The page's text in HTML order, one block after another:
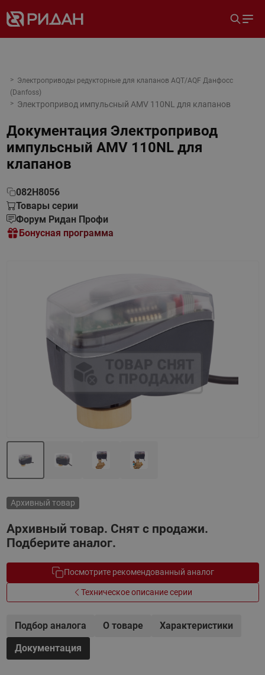
Электроприводы редукторные для клапанов AQT/AQF Данфосс
(Danfoss)
Электропривод импульсный AMV 110NL для клапанов
Документация Электропривод
импульсный AMV 110NL для
клапанов
082H8056
Товары серии
Форум Ридан Профи
Бонусная программа
Архивный товар
Архивный товар. Снят с продажи.
Подберите аналог.
Посмотрите рекомендованный аналог
Техническое описание серии
Назад
Подбор аналога О товаре
Характеристики
Документация